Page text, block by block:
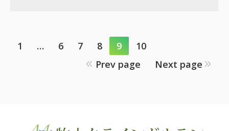
1 … 6 7 8 9
10
Prev page
Next page